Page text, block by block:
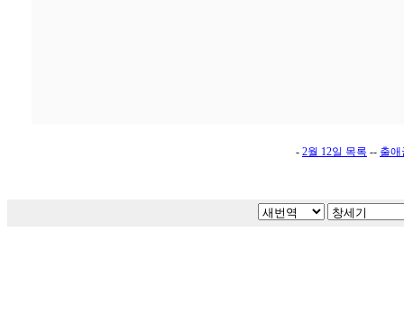
- 2월 12일 목록 -- 출애